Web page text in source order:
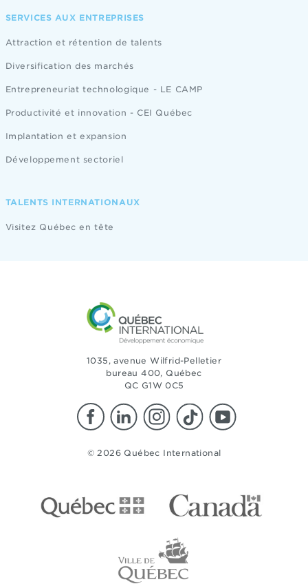
SERVICES AUX ENTREPRISES
Attraction et rétention de talents
Diversification des marchés
Entrepreneuriat technologique - LE CAMP
Productivité et innovation - CEI Québec
Implantation et expansion
Développement sectoriel
TALENTS INTERNATIONAUX
Visitez Québec en tête
1035, avenue Wilfrid-Pelletier
bureau 400, Québec
QC G1W 0C5
© 2026 Québec International